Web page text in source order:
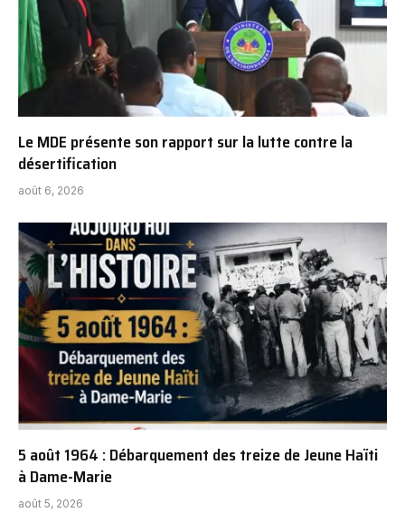
Le MDE présente son rapport sur la lutte contre la
désertification
août 6, 2026
5 août 1964 : Débarquement des treize de Jeune Haïti
à Dame-Marie
août 5, 2026